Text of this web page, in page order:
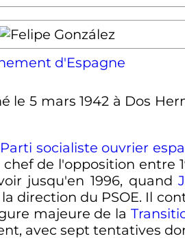
d'Espagne
le5 mars 1942 à Dos
Parti socialiste ouvrier
chef de l'opposition entre
jusqu'en 1996, quand
direction du PSOE. Il
majeure de la
avec sept tentatives